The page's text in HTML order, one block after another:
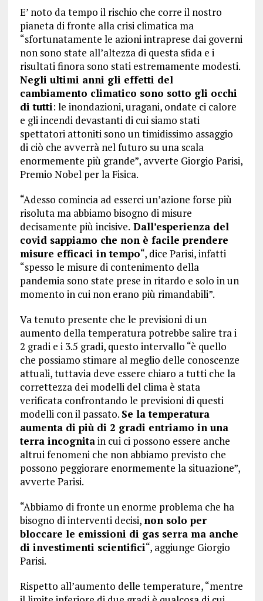
E’ noto da tempo il rischio che corre il nostro
pianeta di fronte alla crisi climatica ma
“sfortunatamente le azioni intraprese dai governi
non sono state all’altezza di questa sfida e i
risultati finora sono stati estremamente modesti.
Negli ultimi anni gli effetti del
cambiamento climatico sono sotto gli occhi
di tutti: le inondazioni, uragani, ondate ci calore
e gli incendi devastanti di cui siamo stati
spettatori attoniti sono un timidissimo assaggio
di ciò che avverrà nel futuro su una scala
enormemente più grande”, avverte Giorgio Parisi,
Premio Nobel per la Fisica.
“Adesso comincia ad esserci un’azione forse più
risoluta ma abbiamo bisogno di misure
decisamente più incisive. Dall’esperienza del
covid sappiamo che non è facile prendere
misure efficaci in tempo“, dice Parisi, infatti
“spesso le misure di contenimento della
pandemia sono state prese in ritardo e solo in un
momento in cui non erano più rimandabili”.
Va tenuto presente che le previsioni di un
aumento della temperatura potrebbe salire tra i
2 gradi e i 3.5 gradi, questo intervallo “è quello
che possiamo stimare al meglio delle conoscenze
attuali, tuttavia deve essere chiaro a tutti che la
correttezza dei modelli del clima è stata
verificata confrontando le previsioni di questi
modelli con il passato. Se la temperatura
aumenta di più di 2 gradi entriamo in una
terra incognitain cui ci possono essere anche
altrui fenomeni che non abbiamo previsto che
possono peggiorare enormemente la situazione”,
avverte Parisi.
“Abbiamo di fronte un enorme problema che ha
bisogno di interventi decisi, non solo per
bloccare le emissioni di gas serra ma anche
di investimenti scientifici“, aggiunge Giorgio
Parisi.
Rispetto all’aumento delle temperature, “mentre